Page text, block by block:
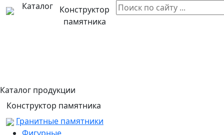
Каталог
Конструктор
памятника
Каталог продукции
Конструктор памятника
Гранитные памятники